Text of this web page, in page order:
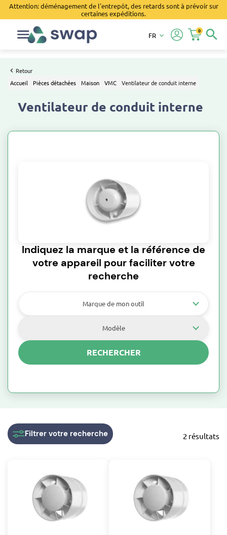
Attention: déménagement de l'entrepôt, des retards sont à prévoir sur
certaines expéditions.
search
0
FR keyboard_arrow_down
Retour
Accueil
Pièces détachées Maison VMC Ventilateur de conduit interne
Ventilateur de conduit interne
Indiquez la marque et la référence de
votre appareil pour faciliter votre
recherche
Marque de mon outil
Modèle
RECHERCHER
2 résultats
Filtrer votre recherche